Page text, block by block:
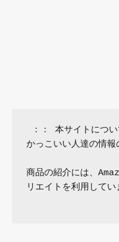
かっこいい人達の情報
商品の紹介には、
リエイトを利用してい